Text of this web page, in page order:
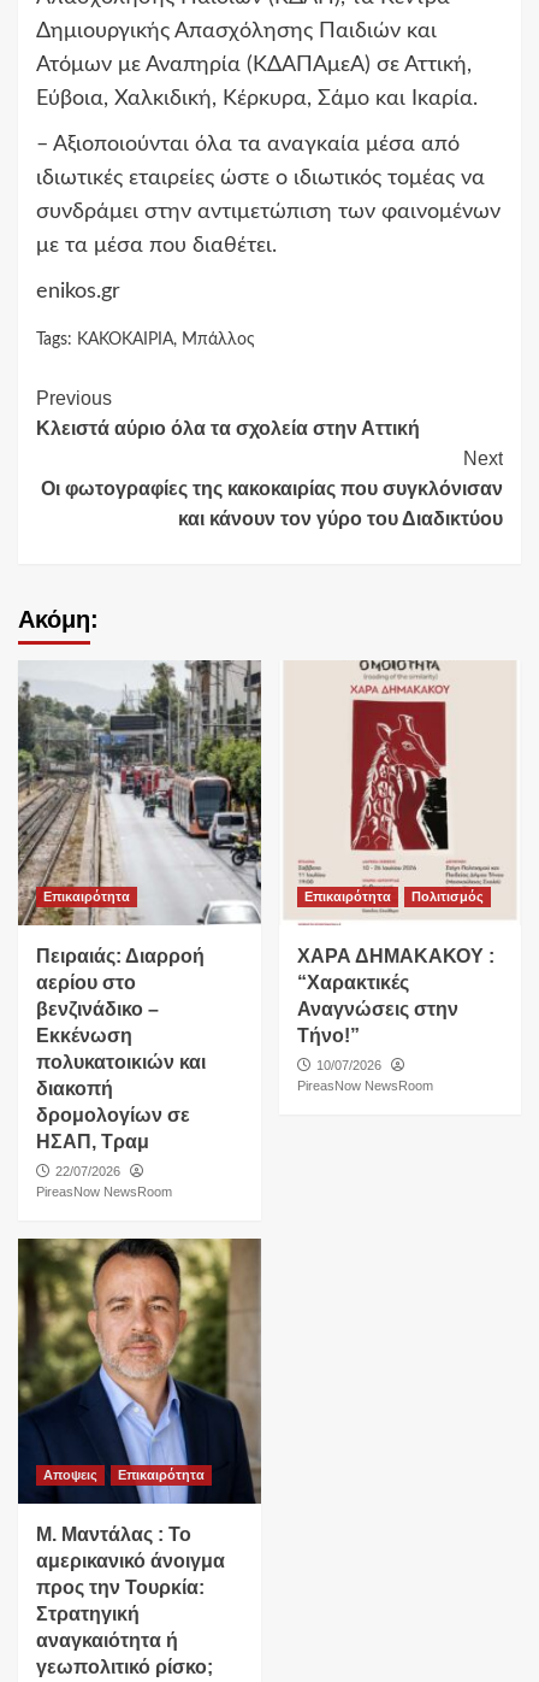
Δημιουργικής Απασχόλησης Παιδιών και
Ατόμων με Αναπηρία (ΚΔΑΠΑμεΑ) σε Αττική,
Εύβοια, Χαλκιδική, Κέρκυρα, Σάμο και Ικαρία.
– Αξιοποιούνται όλα τα αναγκαία μέσα από
ιδιωτικές εταιρείες ώστε ο ιδιωτικός τομέας να
συνδράμει στην αντιμετώπιση των φαινομένων
με τα μέσα που διαθέτει.
enikos.gr
Tags: ΚΑΚΟΚΑΙΡΙΑ, Μπάλλος
Continue
Reading
Previous
Κλειστά αύριο όλα τα σχολεία στην Αττική
Next
Οι φωτογραφίες της κακοκαιρίας που συγκλόνισαν
και κάνουν τον γύρο του Διαδικτύου
Ακόμη:
Επικαιρότητα
Πειραιάς: Διαρροή
αερίου στο
βενζινάδικο –
Εκκένωση
πολυκατοικιών και
διακοπή
δρομολογίων σε
ΗΣΑΠ, Τραμ
22/07/2026
PireasNow NewsRoom
Επικαιρότητα Πολιτισμός
ΧΑΡΑ ΔΗΜΑΚΑΚΟΥ :
“Χαρακτικές
Αναγνώσεις στην
Τήνο!”
10/07/2026
PireasNow NewsRoom
Αποψεις Επικαιρότητα
Μ. Μαντάλας : Το
αμερικανικό άνοιγμα
προς την Τουρκία:
Στρατηγική
αναγκαιότητα ή
γεωπολιτικό ρίσκο;